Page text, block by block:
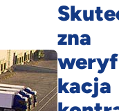
zna
kacja